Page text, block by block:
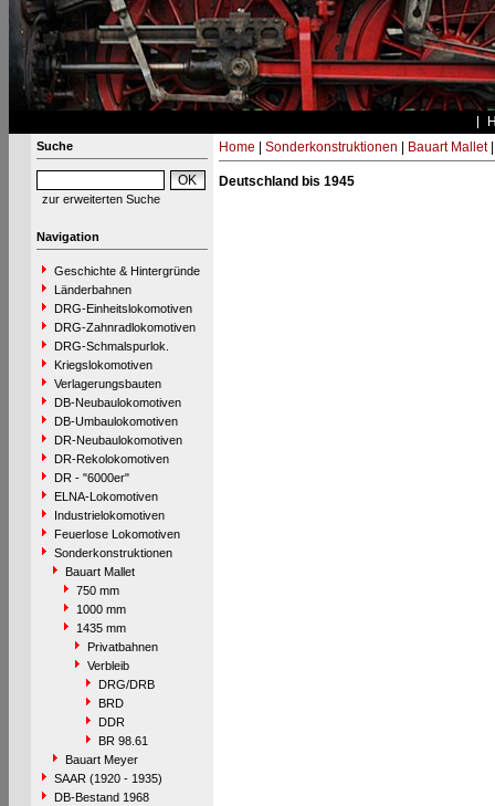
Suche
zur erweiterten Suche
Navigation
Geschichte & Hintergründe
Länderbahnen
DRG-Einheitslokomotiven
DRG-Zahnradlokomotiven
DRG-Schmalspurlok.
Kriegslokomotiven
Verlagerungsbauten
DB-Neubaulokomotiven
DB-Umbaulokomotiven
DR-Neubaulokomotiven
DR-Rekolokomotiven
DR - "6000er"
ELNA-Lokomotiven
Industrielokomotiven
Feuerlose Lokomotiven
Sonderkonstruktionen
Bauart Mallet
750 mm
1000 mm
1435 mm
Privatbahnen
Verbleib
DRG/DRB
BRD
DDR
BR 98.61
Bauart Meyer
SAAR (1920 - 1935)
DB-Bestand 1968
Home Sonderkonstruktionen Bauart Mallet
Deutschland bis 1945